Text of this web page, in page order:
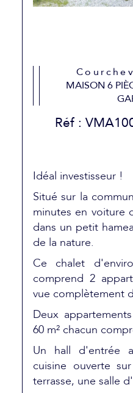
MAISON 6
Réf :
Idéal investisseur !
Situé sur la
minutes en voiture
dans un petit
de la nature.
Ce chalet
comprend 2
vue complètement
Deux
60 m² chacun
Un hall d'entrée
cuisine ouverte
terrasse, une salle